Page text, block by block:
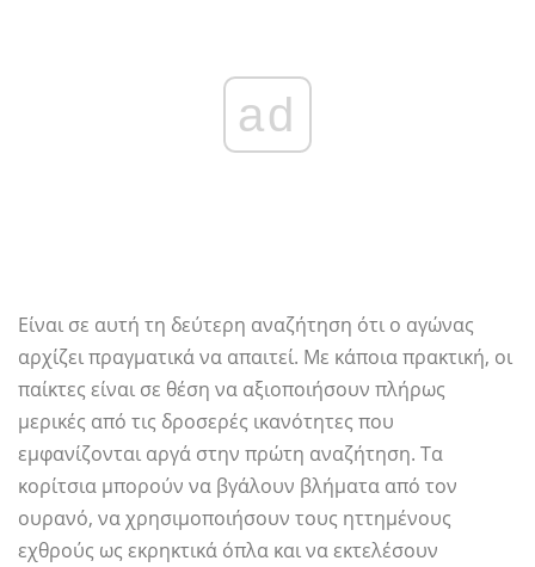
ad
Είναι σε αυτή τη δεύτερη αναζήτηση ότι ο αγώνας
αρχίζει πραγματικά να απαιτεί. Με κάποια πρακτική, οι
παίκτες είναι σε θέση να αξιοποιήσουν πλήρως
μερικές από τις δροσερές ικανότητες που
εμφανίζονται αργά στην πρώτη αναζήτηση. Τα
κορίτσια μπορούν να βγάλουν βλήματα από τον
ουρανό, να χρησιμοποιήσουν τους ηττημένους
εχθρούς ως εκρηκτικά όπλα και να εκτελέσουν